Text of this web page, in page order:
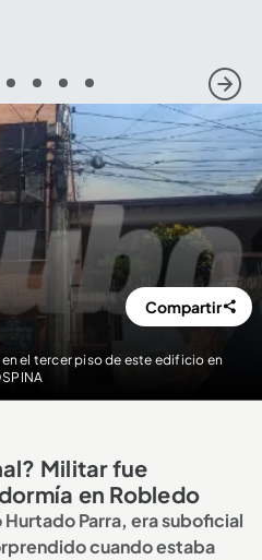
2 3 4 5
el tercer piso de este edificio en
Compartir
Militar fue
en Robledo
Parra, era suboficial
cuando estaba